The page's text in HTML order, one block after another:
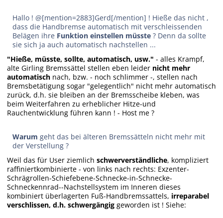
Hallo ! @[mention=2883]Gerd[/mention] ! Hieße das nicht ,
dass die Handbremse automatisch mit verschleissenden
Belägen ihre Funktion einstellen müsste ? Denn da sollte
sie sich ja auch automatisch nachstellen ...
"Hieße, müsste, sollte, automatisch, usw." - alles Krampf,
alte Girling Bremssättel stellen eben leider nicht mehr
automatisch nach, bzw. - noch schlimmer -, stellen nach
Bremsbetätigung sogar "gelegentlich" nicht mehr automatisch
zurück, d.h. sie bleiben an der Bremsscheibe kleben, was
beim Weiterfahren zu erheblicher Hitze-und
Rauchentwicklung führen kann ! - Host me ?
Warum geht das bei älteren Bremssätteln nicht mehr mit
der Verstellung ?
Weil das für User ziemlich schwerverständliche, kompliziert
raffiniertkombinierte - von links nach rechts: Exzenter-
Schrägrollen-Schiefebene-Schnecke-in-Schnecke-
Schneckennrad--Nachstellsystem im Inneren dieses
kombiniert überlagerten Fuß-Handbremssattels, irreparabel
verschlissen, d.h. schwergängig geworden ist ! Siehe: